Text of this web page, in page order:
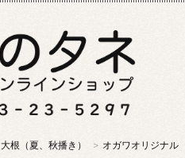
大根（夏、秋播き） > オガワオリジナル